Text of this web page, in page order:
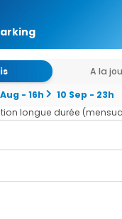
A la
Aug - 16h
10 Sep - 23h
longue durée